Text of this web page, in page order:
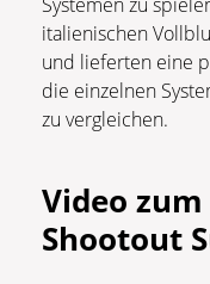
italienischen
und lieferten eine
die einzelnen
zu vergleichen.
Video zum
Shootout